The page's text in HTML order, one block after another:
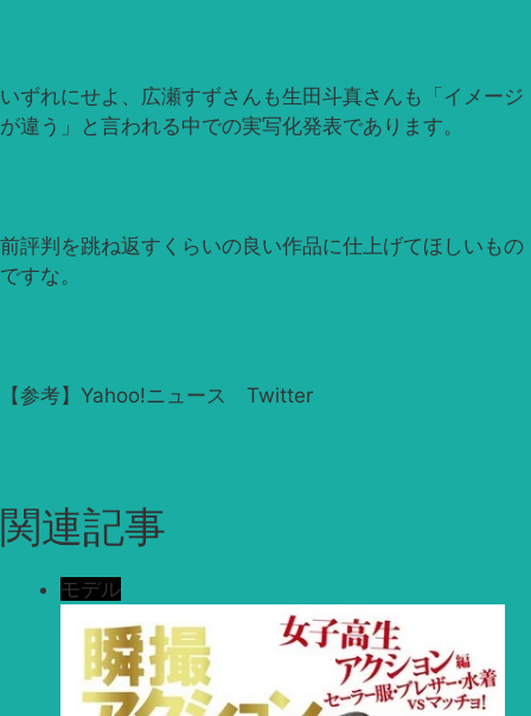
いずれにせよ、広瀬すずさんも生田斗真さんも「イメージ
が違う」と言われる中での実写化発表であります。
前評判を跳ね返すくらいの良い作品に仕上げてほしいもの
ですな。
【参考】Yahoo!ニュース Twitter
関連記事
モデル